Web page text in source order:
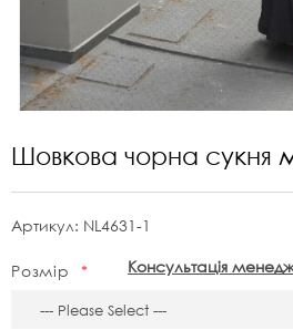
Шовкова чорна сукня
Артикул: NL4631-1
Консультація
Розмір